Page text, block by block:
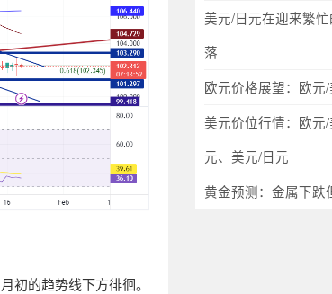
月初的趋势线下方徘徊。
美元/日元在迎来繁
落
欧元价格展望：欧元
美元价位行情：欧元
元、美元/日元
黄金预测：金属下跌